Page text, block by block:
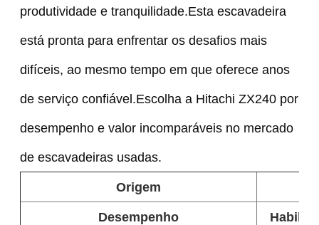
produtividade e tranquilidade.Esta escavadeira
está pronta para enfrentar os desafios mais
difíceis, ao mesmo tempo em que oferece anos
de serviço confiável.Escolha a Hitachi ZX240 por
desempenho e valor incomparáveis no mercado
de escavadeiras usadas.
Origem
Desempenho